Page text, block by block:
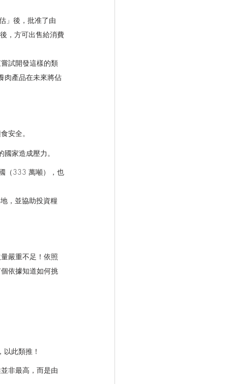
」後，批准了由
，方可出售給消費
試開發這樣的類
肉產品在未來將佔
安全。
家造成壓力。
（333 萬噸），也
，並協助投資糧
嚴重不足！依照
依據知道如何挑
此類推！
非最高，而是由